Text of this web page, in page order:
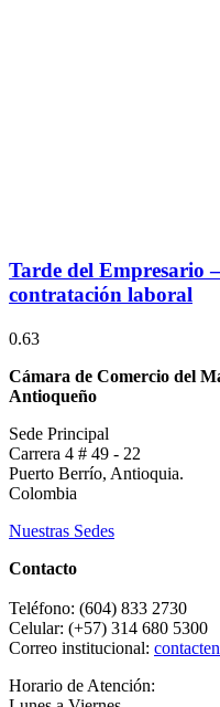
Tarde del Empresario
contratación laboral
Cámara de Comercio del
Antioqueño
Sede Principal
Carrera 4 # 49 - 22
Puerto Berrío, Antioquia.
Colombia
Nuestras Sedes
Contacto
Teléfono: (604) 833 2730
Celular: (+57) 314 680 5300
Correo institucional:
Horario de Atención: